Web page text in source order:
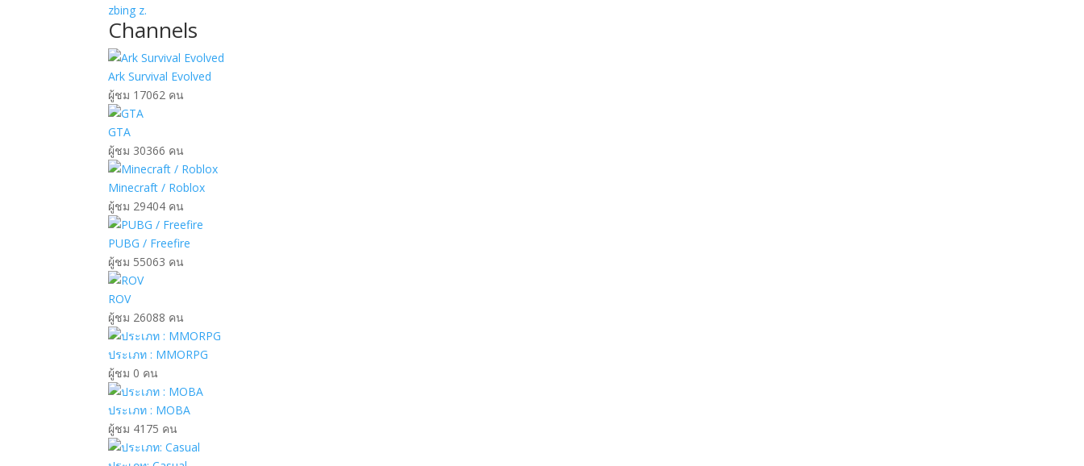
zbing z.
Channels
Ark Survival Evolved
ผู้ชม 17062 คน
GTA
ผู้ชม 30366 คน
Minecraft / Roblox
ผู้ชม 29404 คน
PUBG / Freefire
ผู้ชม 55063 คน
ROV
ผู้ชม 26088 คน
ประเภท : MMORPG
ผู้ชม 0 คน
ประเภท : MOBA
ผู้ชม 4175 คน